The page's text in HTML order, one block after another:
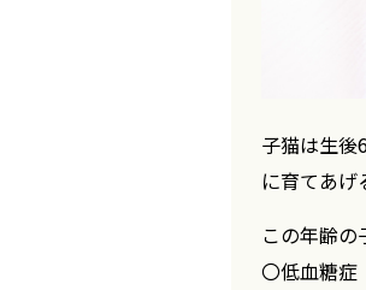
子猫は生後
に育てあげ
この年齢
〇低血糖症